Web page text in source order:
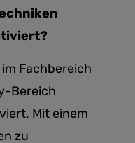
Fachbereich
Bereich
Mit einem
zu